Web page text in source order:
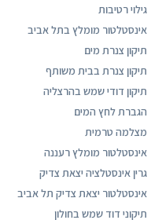
גילוי רטיבות
אינסטלטור מומלץ בתל אביב
תיקון צנרת מים
תיקון צנרת בבית משותף
תיקון דודי שמש בהרצליה
הגברת לחץ המים
מצלמה טרמית
אינסטלטור מומלץ רעננה
גרין אינסטלציה יצאת צדיק
אינסטלטור יצאת צדיק תל אביב
תיקוני דוד שמש בחולון